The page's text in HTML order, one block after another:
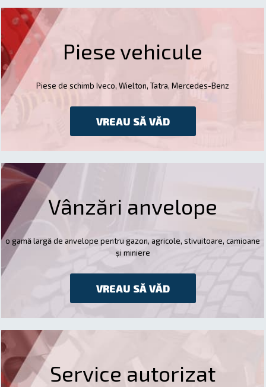
Piese vehicule
Piese de schimb Iveco, Wielton, Tatra, Mercedes-Benz
VREAU SĂ VĂD
Vânzări anvelope
o gamă largă de anvelope pentru gazon, agricole, stivuitoare, camioane
și miniere
VREAU SĂ VĂD
Service autorizat